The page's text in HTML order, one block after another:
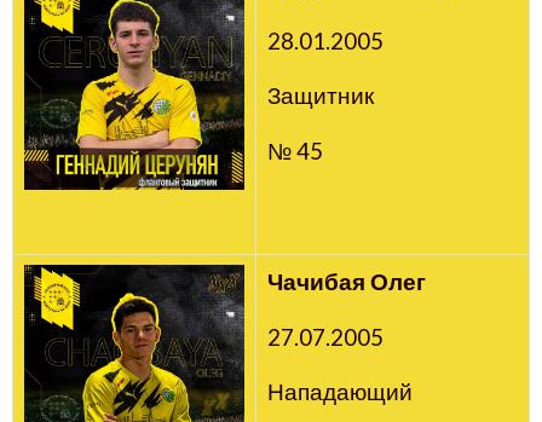
28.01.2005
Защитник
№ 45
Чачибая Олег
27.07.2005
Нападающий